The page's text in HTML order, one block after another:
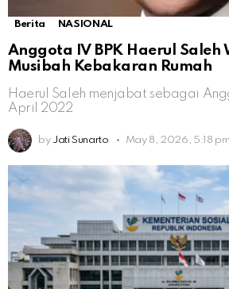
Berita NASIONAL
Anggota IV BPK Haerul
Musibah Kebakaran Rumah
Haerul Saleh menjabat sebagai
April 2022
by Jati Sunarto May 8, 2026, 5:18 pm